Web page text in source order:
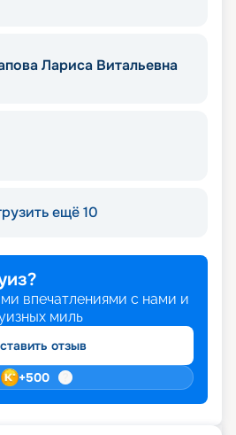
Лариса Витальевна
ещё 10
впечатлениями с нами и
миль
отзыв
+500